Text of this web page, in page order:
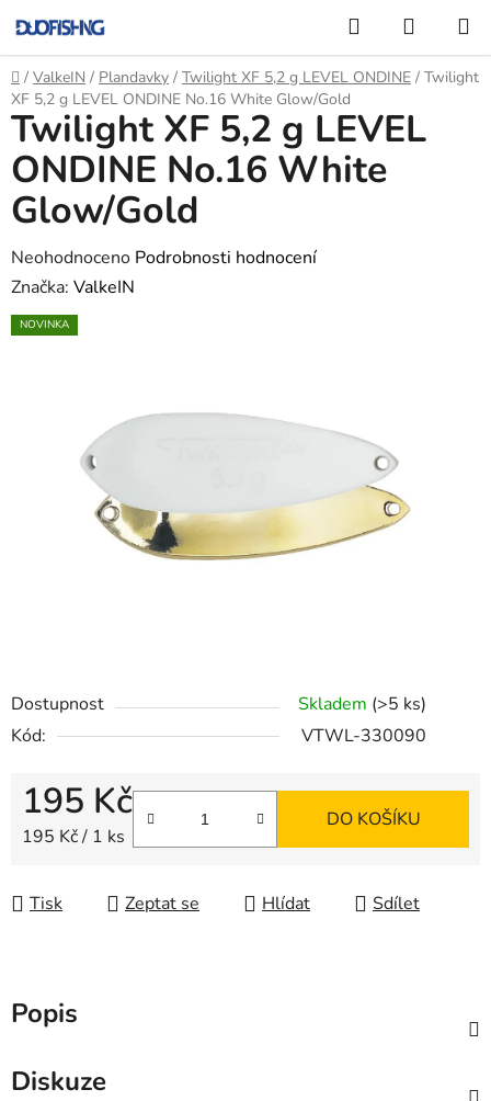
na
obsah
Hledat
KOŠÍK
Domů
/ ValkeIN / Plandavky / Twilight XF 5,2 g LEVEL ONDINE / Twilight
XF 5,2 g LEVEL ONDINE No.16 White Glow/Gold
Dostupnost Skladem (>5 ks)
Kód:
VTWL-330090
195 Kč
Měrná cena:
195 Kč / 1 ks
DO KOŠÍKU
Tisk Zeptat se Hlídat Sdílet
Twilight XF 5,2 g LEVEL
ONDINE No.16 White
Glow/Gold
Průměrné
hodnocení
produktu
hvězdiček.
Neohodnoceno Podrobnosti hodnocení
Značka: ValkeIN
NOVINKA
Popis
Diskuze